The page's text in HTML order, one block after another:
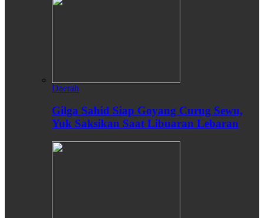
Daerah
Gilga Sahid Siap Goyang Curug Sewu,
Yuk Saksikan Saat Libuaran Lebaran